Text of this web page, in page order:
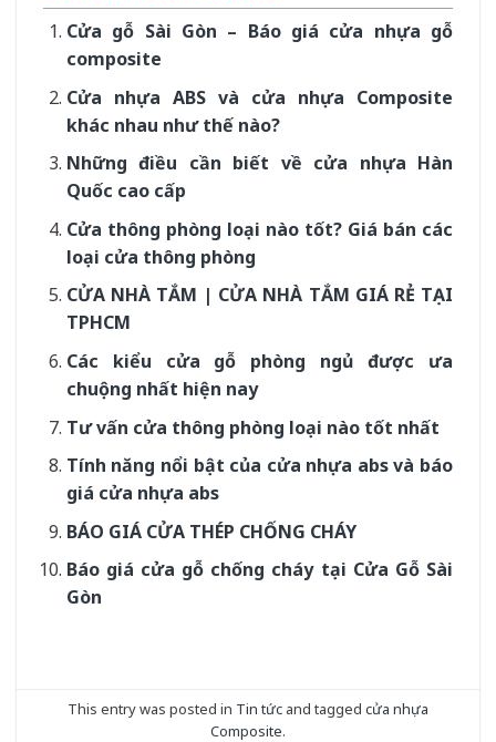
Cửa gỗ Sài Gòn – Báo giá cửa nhựa gỗ
composite
Cửa nhựa ABS và cửa nhựa Composite
khác nhau như thế nào?
Những điều cần biết về cửa nhựa Hàn
Quốc cao cấp
Cửa thông phòng loại nào tốt? Giá bán các
loại cửa thông phòng
CỬA NHÀ TẮM | CỬA NHÀ TẮM GIÁ RẺ TẠI
TPHCM
Các kiểu cửa gỗ phòng ngủ được ưa
chuộng nhất hiện nay
Tư vấn cửa thông phòng loại nào tốt nhất
Tính năng nổi bật của cửa nhựa abs và báo
giá cửa nhựa abs
BÁO GIÁ CỬA THÉP CHỐNG CHÁY
Báo giá cửa gỗ chống cháy tại Cửa Gỗ Sài
Gòn
This entry was posted in Tin tức and tagged cửa nhựa
Composite.